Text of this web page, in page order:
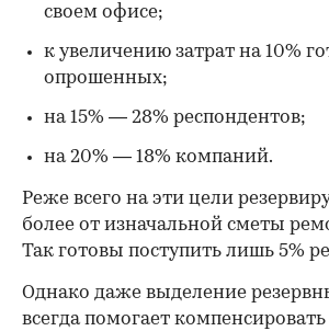
своем офисе;
к увеличению затрат на 10%
опрошенных;
на 15% — 28% респондентов;
на 20% — 18% компаний.
Реже всего на эти цели
более от изначальной сметы
Так готовы поступить лишь 5%
Однако даже выделение
всегда помогает